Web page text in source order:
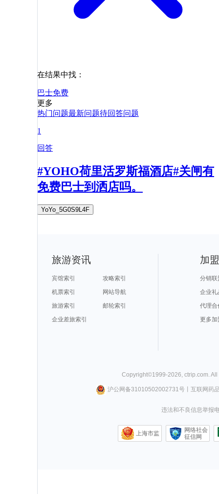
在结果中找：
巴士免费
更多
热门问题最新问题待回答问题
1
回答
#YOHO荷里活罗斯福酒店#关闸有
免费巴士到洒店吗。
YoYo_5G0S9L4F
旅游资讯
宾馆索引
攻略索引
机票索引
网站导航
旅游索引
邮轮索引
企业差旅索引
加
分销联
企业礼
代理合
更多加
Copyright©1999-2026 ctrip.com .
沪公网备31010502002731号丨 互联网药
违法和不良信息举报
上海市监
网络社会
征信网